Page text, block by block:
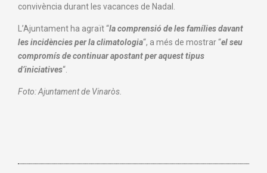
convivència durant les vacances de Nadal.
L’Ajuntament ha agraït “la comprensió de les famílies davant
les incidències per la climatologia“, a més de mostrar “el seu
compromís de continuar apostant per aquest tipus
d’iniciatives“.
Foto: Ajuntament de Vinaròs.